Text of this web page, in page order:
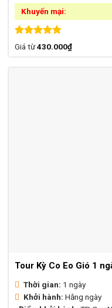
Khuyến mại:
Được xếp
Giá từ430.000₫
Tour Kỳ Co Eo Gió 1
Thời gian: 1 ngày
Khởi hành: Hằng ngày